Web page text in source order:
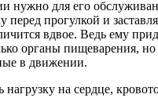
нужно для его
перед прогулкой и
вдвое. Ведь ему
органы пищеварения,
в движении.
нагрузку на сердце,